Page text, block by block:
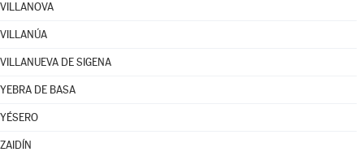
VILLANOVA
VILLANÚA
VILLANUEVA DE SIGENA
YEBRA DE BASA
YÉSERO
ZAIDÍN